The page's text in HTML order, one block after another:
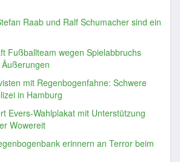
Raab und Ralf Schumacher sind ein
Fußballteam wegen Spielabbruchs
mit Regenbogenfahne: Schwere
in Hamburg
Evers-Wahlplakat mit Unterstützung
Wowereit
erinnern an Terror beim